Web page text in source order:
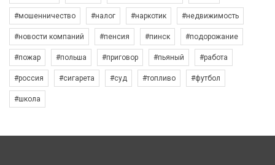
#мошенничество #налог #наркотик #недвижимость
#новости компаний #пенсия #пинск #подорожание
#пожар #польша #приговор #пьяный #работа
#россия #сигарета #суд #топливо #футбол
#школа